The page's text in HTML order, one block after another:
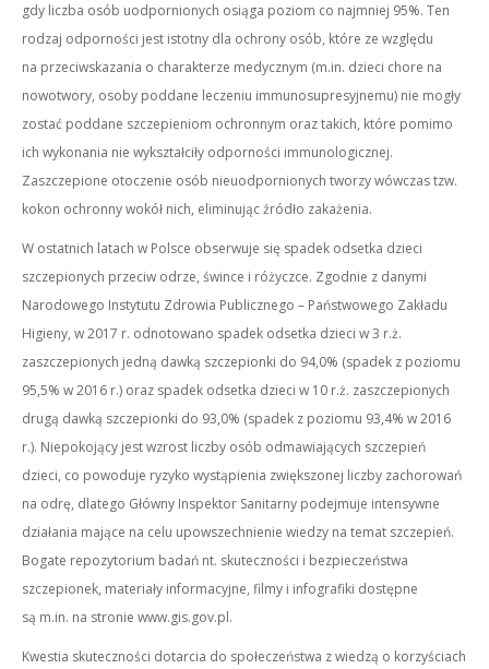
gdy liczba osób uodpornionych osiąga poziom co najmniej 95%. Ten
rodzaj odporności jest istotny dla ochrony osób, które ze względu
na przeciwskazania o charakterze medycznym (m.in. dzieci chore na
nowotwory, osoby poddane leczeniu immunosupresyjnemu) nie mogły
zostać poddane szczepieniom ochronnym oraz takich, które pomimo
ich wykonania nie wykształciły odporności immunologicznej.
Zaszczepione otoczenie osób nieuodpornionych tworzy wówczas tzw.
kokon ochronny wokół nich, eliminując źródło zakażenia.
W ostatnich latach w Polsce obserwuje się spadek odsetka dzieci
szczepionych przeciw odrze, śwince i różyczce. Zgodnie z danymi
Narodowego Instytutu Zdrowia Publicznego – Państwowego Zakładu
Higieny, w 2017 r. odnotowano spadek odsetka dzieci w 3 r.ż.
zaszczepionych jedną dawką szczepionki do 94,0% (spadek z poziomu
95,5% w 2016 r.) oraz spadek odsetka dzieci w 10 r.ż. zaszczepionych
drugą dawką szczepionki do 93,0% (spadek z poziomu 93,4% w 2016
r.). Niepokojący jest wzrost liczby osób odmawiających szczepień
dzieci, co powoduje ryzyko wystąpienia zwiększonej liczby zachorowań
na odrę, dlatego Główny Inspektor Sanitarny podejmuje intensywne
działania mające na celu upowszechnienie wiedzy na temat szczepień.
Bogate repozytorium badań nt. skuteczności i bezpieczeństwa
szczepionek, materiały informacyjne, filmy i infografiki dostępne
są m.in. na stronie www.gis.gov.pl.
Kwestia skuteczności dotarcia do społeczeństwa z wiedzą o korzyściach